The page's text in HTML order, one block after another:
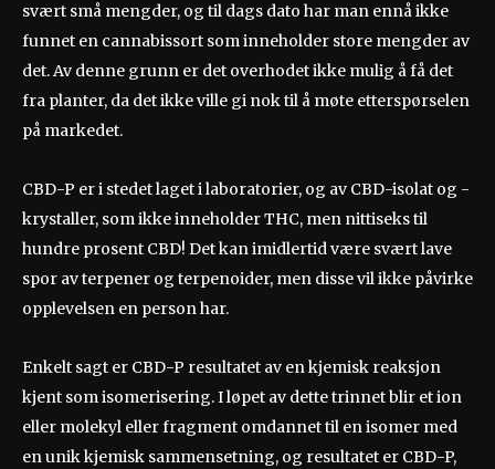
svært små mengder, og til dags dato har man ennå ikke
funnet en cannabissort som inneholder store mengder av
det. Av denne grunn er det overhodet ikke mulig å få det
fra planter, da det ikke ville gi nok til å møte etterspørselen
på markedet.
CBD-P er i stedet laget i laboratorier, og av CBD-isolat og -
krystaller, som ikke inneholder THC, men nittiseks til
hundre prosent CBD! Det kan imidlertid være svært lave
spor av terpener og terpenoider, men disse vil ikke påvirke
opplevelsen en person har.
Enkelt sagt er CBD-P resultatet av en kjemisk reaksjon
kjent som isomerisering. I løpet av dette trinnet blir et ion
eller molekyl eller fragment omdannet til en isomer med
en unik kjemisk sammensetning, og resultatet er CBD-P,